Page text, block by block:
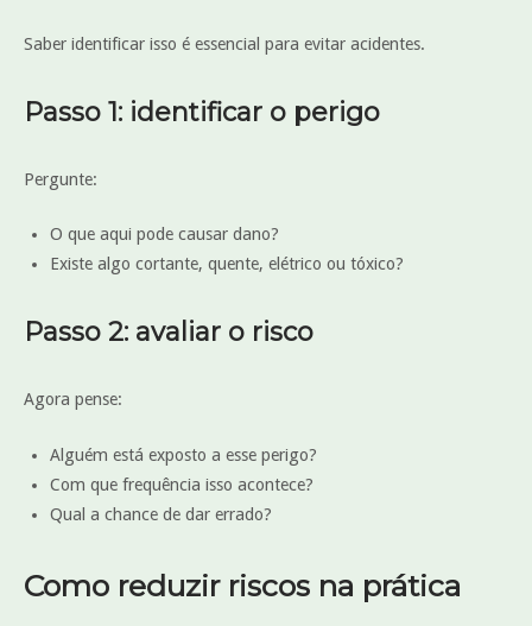
Saber identificar isso é essencial para evitar acidentes.
Passo 1: identificar o perigo
Pergunte:
O que aqui pode causar dano?
Existe algo cortante, quente, elétrico ou tóxico?
Passo 2: avaliar o risco
Agora pense:
Alguém está exposto a esse perigo?
Com que frequência isso acontece?
Qual a chance de dar errado?
Como reduzir riscos na prática